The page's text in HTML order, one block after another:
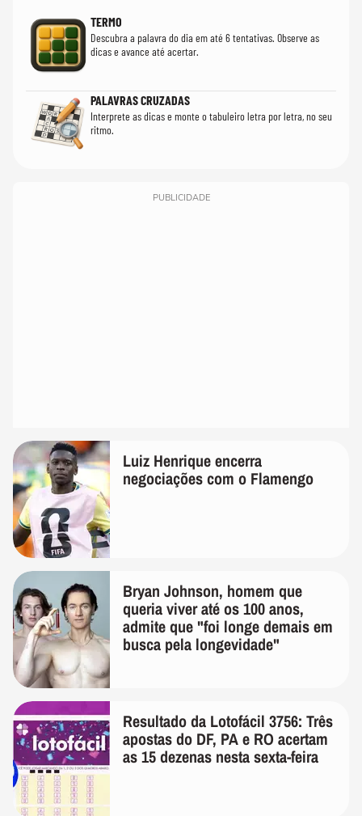
TERMO
Descubra a palavra do dia em até 6 tentativas. Observe as
dicas e avance até acertar.
PALAVRAS CRUZADAS
Interprete as dicas e monte o tabuleiro letra por letra, no seu
ritmo.
PUBLICIDADE
Luiz Henrique encerra
negociações com o Flamengo
Bryan Johnson, homem que
queria viver até os 100 anos,
admite que "foi longe demais em
busca pela longevidade"
Resultado da Lotofácil 3756: Três
apostas do DF, PA e RO acertam
as 15 dezenas nesta sexta-feira